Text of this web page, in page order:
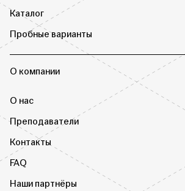
Каталог
Пробные варианты
О компании
О нас
Преподаватели
Контакты
FAQ
Наши партнёры